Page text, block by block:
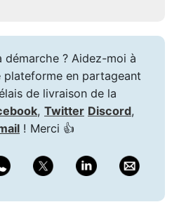
démarche ? Aidez-moi à
en partageant
de livraison de la
, Twitter Discord,
! Merci 👍